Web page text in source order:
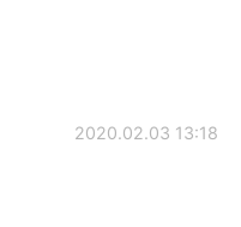
2020.02.03 13:18